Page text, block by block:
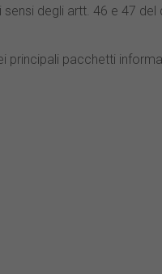
degli artt. 46 e 47 del
principali pacchetti